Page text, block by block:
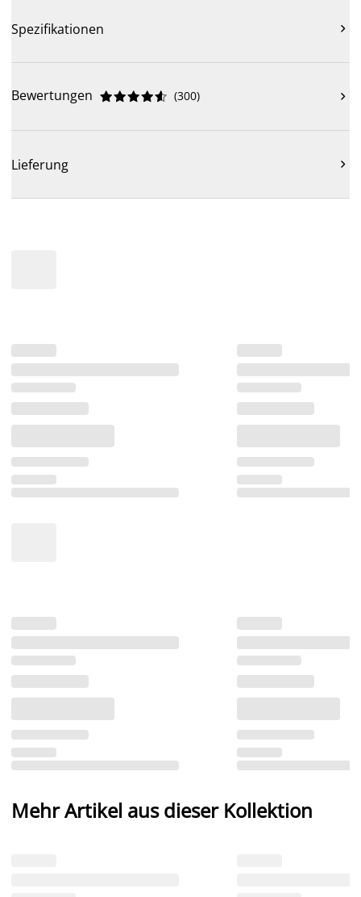
Spezifikationen 
Bewertungen 




 (300) 
Lieferung 
Mehr Artikel aus dieser Kollektion